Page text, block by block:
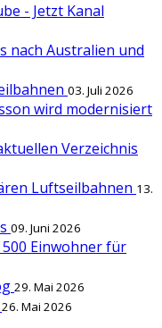
- Jetzt Kanal
nach Australien und
03. Juli 2026
wird modernisiert
Verzeichnis
Luftseilbahnen 13.
09. Juni 2026
Einwohner für
29. Mai 2026
26. Mai 2026